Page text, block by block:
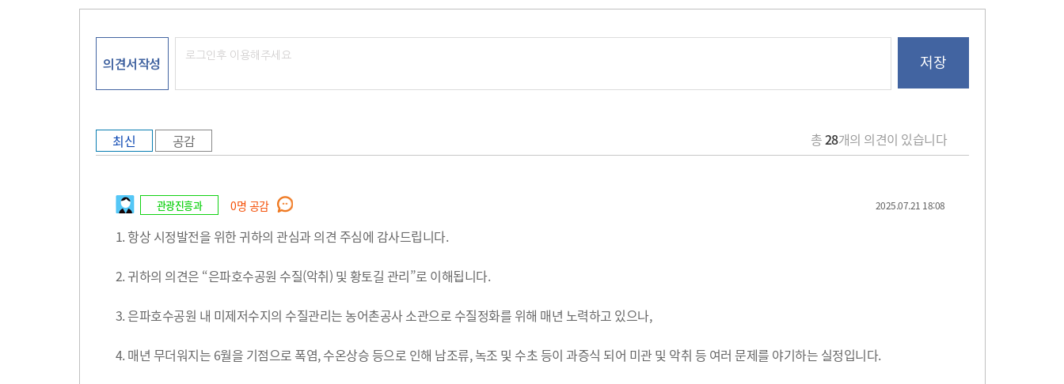
의견서작성
최신 공감 총28개의 의견이 있습니다
관광진흥과 0명 공감 2025.07.21 18:08
1. 항상 시정발전을 위한 귀하의 관심과 의견 주심에 감사드립니다.
2. 귀하의 의견은 “은파호수공원 수질(악취) 및 황토길 관리”로 이해됩니다.
3. 은파호수공원 내 미제저수지의 수질관리는 농어촌공사 소관으로 수질정화를 위해 매년 노력하고 있으나,
4. 매년 무더워지는 6월을 기점으로 폭염, 수온상승 등으로 인해 남조류, 녹조 및 수초 등이 과증식 되어 미관 및 악취 등 여러 문제를 야기하는 실정입니다.